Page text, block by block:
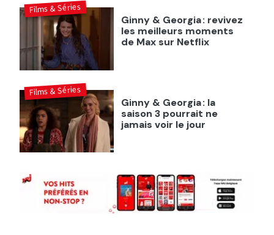
Ginny & Georgia : revivez
les meilleurs moments
de Max sur Netflix
Films & Séries
Ginny & Georgia : la
saison 3 pourrait ne
jamais voir le jour
Films & Séries